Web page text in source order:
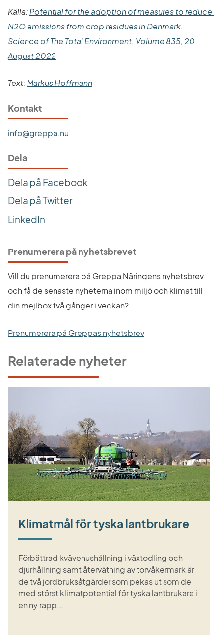
Källa: Potential for the adoption of measures to reduce
N2O emissions from crop residues in Denmark.
Science of The Total Environment. Volume 835, 20
August 2022
Text: Markus Hoffmann
Kontakt
info@greppa.nu
Dela
Dela på Facebook
Dela på Twitter
LinkedIn
Prenumerera på nyhetsbrevet
Vill du prenumerera på Greppa Näringens nyhetsbrev
och få de senaste nyheterna inom miljö och klimat till
din mejlbox två gånger i veckan?
Prenumerera på Greppas nyhetsbrev
Relaterade nyheter
Klimatmål för tyska lantbrukare
Förbättrad kvävehushållning i växtodling och
djurhållning samt återvätning av torvåkermark är
de två jordbruksåtgärder som pekas ut som de
med störst klimatpotential för tyska lantbrukare i
en ny rapp...